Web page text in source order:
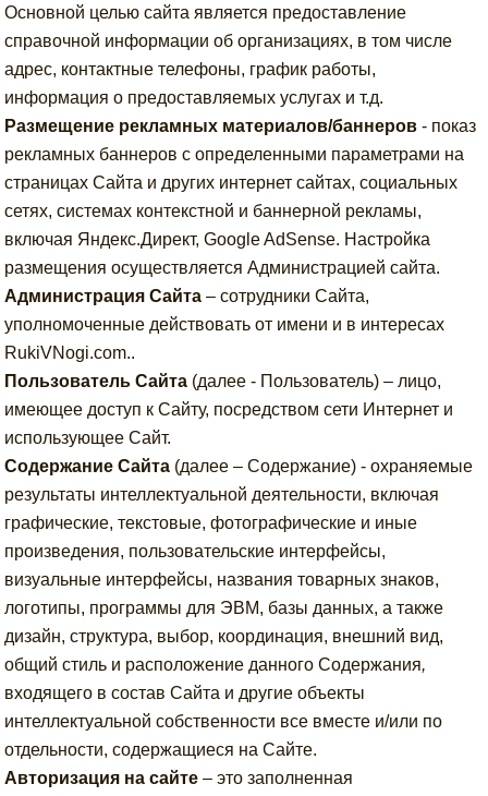
Основной целью сайта является предоставление
справочной информации об организациях, в том числе
адрес, контактные телефоны, график работы,
информация о предоставляемых услугах и т.д.
Размещение рекламных материалов/баннеров- показ
рекламных баннеров с определенными параметрами на
страницах Сайта и других интернет сайтах, социальных
сетях, системах контекстной и баннерной рекламы,
включая Яндекс.Директ, Google AdSense. Настройка
размещения осуществляется Администрацией сайта.
Администрация Сайта – сотрудники Сайта,
уполномоченные действовать от имени и в интересах
RukiVNogi.com..
Пользователь Сайта (далее ‑ Пользователь) – лицо,
имеющее доступ к Сайту, посредством сети Интернет и
использующее Сайт.
Содержание Сайта (далее – Содержание) - охраняемые
результаты интеллектуальной деятельности, включая
графические, текстовые, фотографические и иные
произведения, пользовательские интерфейсы,
визуальные интерфейсы, названия товарных знаков,
логотипы, программы для ЭВМ, базы данных, а также
дизайн, структура, выбор, координация, внешний вид,
общий стиль и расположение данного Содержания,
входящего в состав Сайта и другие объекты
интеллектуальной собственности все вместе и/или по
отдельности, содержащиеся на Сайте.
Авторизация на сайте– это заполненная